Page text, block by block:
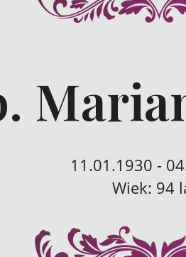
11.01.1930 -
Wiek: 94